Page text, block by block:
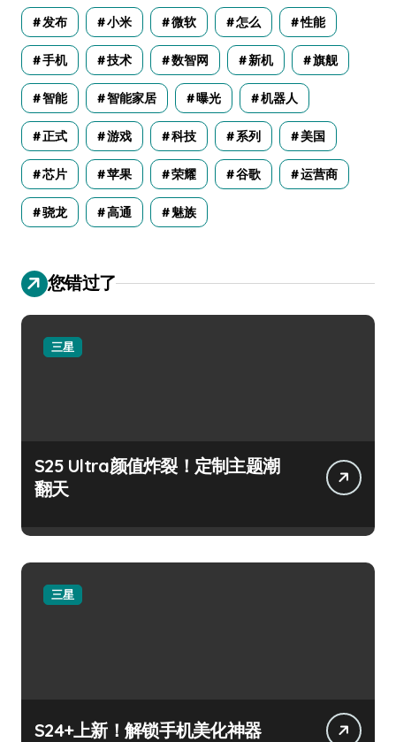
发布 小米 微软 怎么 性能
手机 技术 数智网 新机 旗舰
智能 智能家居 曝光 机器人
正式 游戏 科技 系列 美国
芯片 苹果 荣耀 谷歌 运营商
骁龙 高通 魅族
您错过了
三星
S25 Ultra颜值炸裂！定制主题潮
翻天
三星
S24+上新！解锁手机美化神器